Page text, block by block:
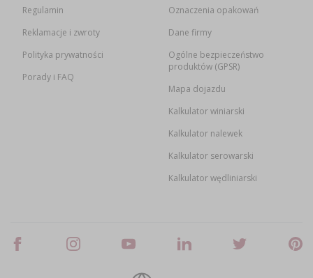
Regulamin
Reklamacje i zwroty
Polityka prywatności
Porady i FAQ
Oznaczenia opakowań
Dane firmy
Ogólne bezpieczeństwo
produktów (GPSR)
Mapa dojazdu
Kalkulator winiarski
Kalkulator nalewek
Kalkulator serowarski
Kalkulator wędliniarski